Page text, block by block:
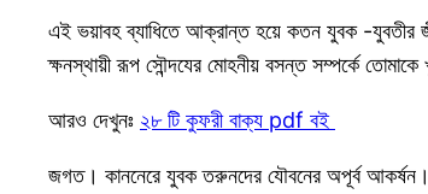
এই ভয়াবহ ব্যাধিতে আক্রান্ত হয়ে কতন যুবক -
ক্ষনস্থায়ী রূপ সৌন্দযের মোহনীয় বসন্ত সম্পর্কে
আরও দেখুনঃ ২৮ টি কুফরী বাক্য pdf বই
জগত। কাননেরে যুবক তরুনদের যৌবনের অপূর্ব আকর্ষন।